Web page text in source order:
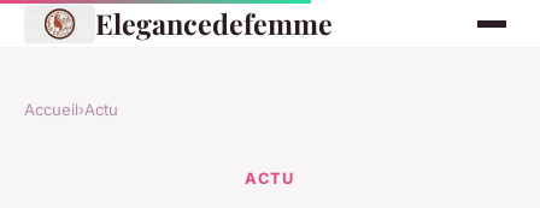
Elegancedefemme
Accueil›Actu
ACTU